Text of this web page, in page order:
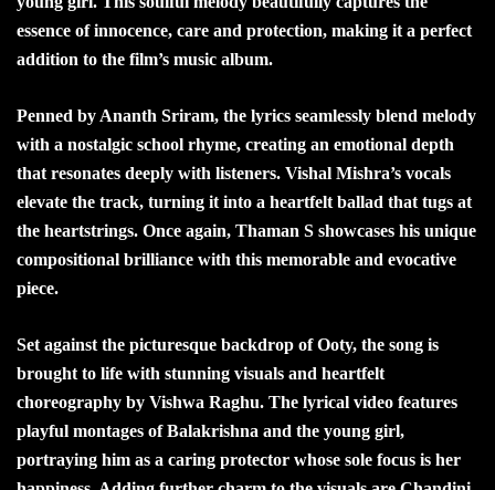
essence of innocence, care and protection, making it a perfect
addition to the film’s music album.
Penned by Ananth Sriram, the lyrics seamlessly blend melody
with a nostalgic school rhyme, creating an emotional depth
that resonates deeply with listeners. Vishal Mishra’s vocals
elevate the track, turning it into a heartfelt ballad that tugs at
the heartstrings. Once again, Thaman S showcases his unique
compositional brilliance with this memorable and evocative
piece.
Set against the picturesque backdrop of Ooty, the song is
brought to life with stunning visuals and heartfelt
choreography by Vishwa Raghu. The lyrical video features
playful montages of Balakrishna and the young girl,
portraying him as a caring protector whose sole focus is her